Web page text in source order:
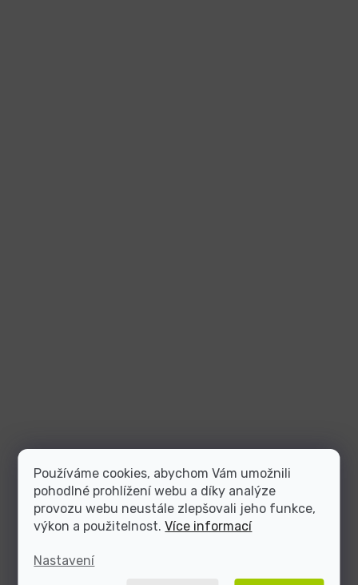
Používáme cookies, abychom Vám umožnili
pohodlné prohlížení webu a díky analýze
provozu webu neustále zlepšovali jeho funkce,
výkon a použitelnost.Více informací
Nastavení